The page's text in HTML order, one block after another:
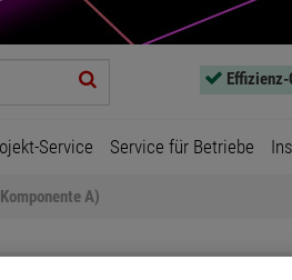
Service Service für Betriebe
A)